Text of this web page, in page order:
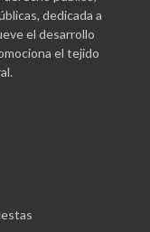
dedicada a
el desarrollo
el tejido